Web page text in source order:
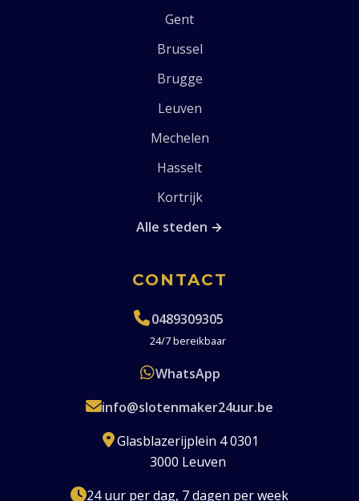
Gent
Brussel
Brugge
Leuven
Mechelen
Hasselt
Kortrijk
Alle steden →
CONTACT
0489309305
24/7 bereikbaar
WhatsApp
info@slotenmaker24uur.be
Glasblazerijplein 4 0301
3000 Leuven
24 uur per dag, 7 dagen per week